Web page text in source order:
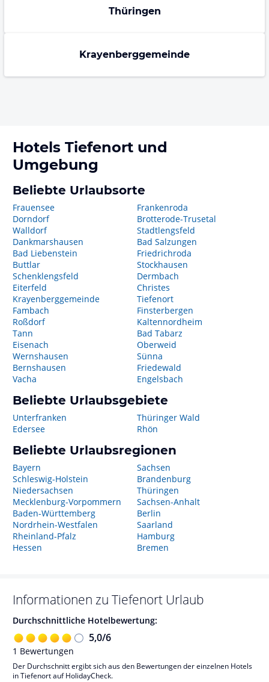
Thüringen
Krayenberggemeinde
Hotels Tiefenort und
Umgebung
Beliebte Urlaubsorte
Frauensee
Dorndorf
Walldorf
Dankmarshausen
Bad Liebenstein
Buttlar
Schenklengsfeld
Eiterfeld
Krayenberggemeinde
Fambach
Roßdorf
Tann
Eisenach
Wernshausen
Bernshausen
Vacha
Frankenroda
Brotterode-Trusetal
Stadtlengsfeld
Bad Salzungen
Friedrichroda
Stockhausen
Dermbach
Christes
Tiefenort
Finsterbergen
Kaltennordheim
Bad Tabarz
Oberweid
Sünna
Friedewald
Engelsbach
Beliebte Urlaubsgebiete
Unterfranken
Edersee
Thüringer Wald
Rhön
Beliebte Urlaubsregionen
Bayern
Schleswig-Holstein
Niedersachsen
Mecklenburg-Vorpommern
Baden-Württemberg
Nordrhein-Westfalen
Rheinland-Pfalz
Hessen
Sachsen
Brandenburg
Thüringen
Sachsen-Anhalt
Berlin
Saarland
Hamburg
Bremen
Informationen zu Tiefenort Urlaub
Durchschnittliche Hotelbewertung:
5,0/6
1 Bewertungen
Der Durchschnitt ergibt sich aus den Bewertungen der einzelnen Hotels
in Tiefenort auf HolidayCheck.